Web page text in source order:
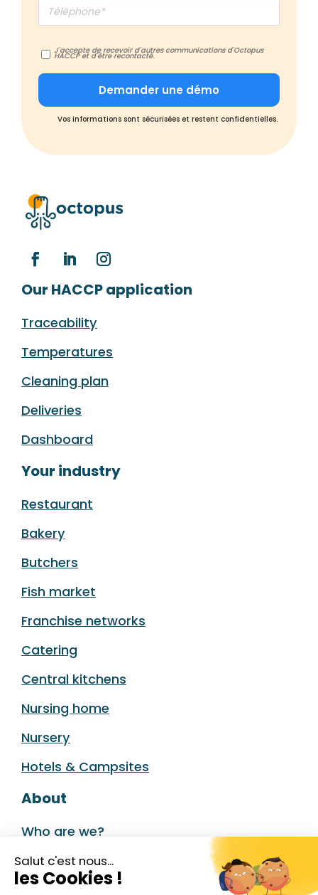
Salut c'est nous...
les Cookies !
J'accepte de recevoir d'autres communications d'Octopus
HACCP et d'être recontacté.
Vos informations sont sécurisées et restent confidentielles.
Our HACCP application
Traceability
Temperatures
Cleaning plan
Deliveries
Dashboard
Your industry
Restaurant
Bakery
Butchers
Fish market
Franchise networks
Catering
Central kitchens
Nursing home
Nursery
Hotels & Campsites
About
Who are we?
Our partners
Contact us